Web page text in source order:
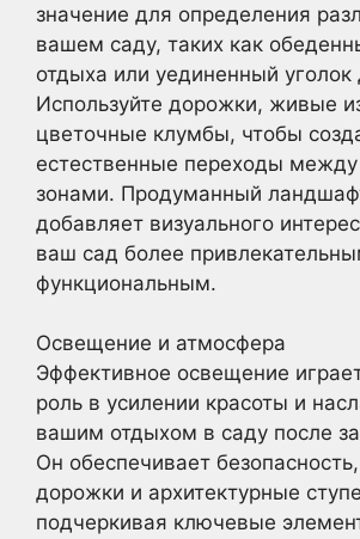
значение для определения
вашем саду, таких как
отдыха или уединенный уголок
Используйте дорожки, живые
цветочные клумбы, чтобы
естественные переходы
зонами. Продуманный
добавляет визуального
ваш сад более
функциональным.
Освещение и атмосфера
Эффективное освещение
роль в усилении красоты и
вашим отдыхом в саду после
Он обеспечивает
дорожки и архитектурные
подчеркивая ключевые